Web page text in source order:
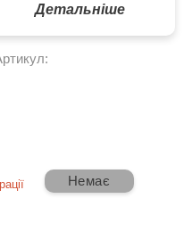
Детальніше
Немає